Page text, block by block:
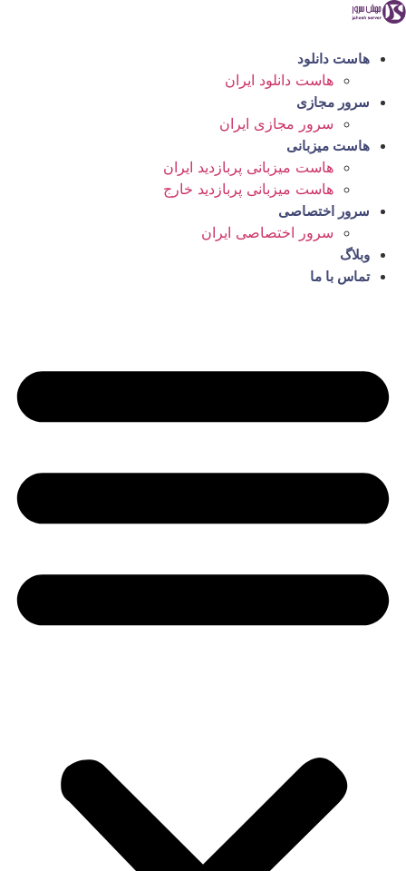
پرش
محتوا
هاست دانلود
هاست دانلود ایران
سرور مجازی
سرور مجازی ایران
هاست میزبانی
هاست میزبانی پربازدید ایران
هاست میزبانی پربازدید خارج
سرور اختصاصی
سرور اختصاصی ایران
وبلاگ
تماس با ما